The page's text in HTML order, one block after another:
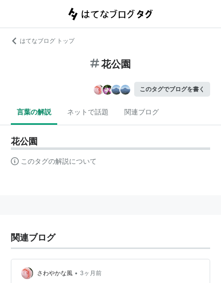
はてなブログ トップ
花公園
このタグでブログを書く
言葉の解説 ネットで話題 関連ブログ
花公園
このタグの解説について
関連ブログ
さわやかな風 • 3ヶ月前